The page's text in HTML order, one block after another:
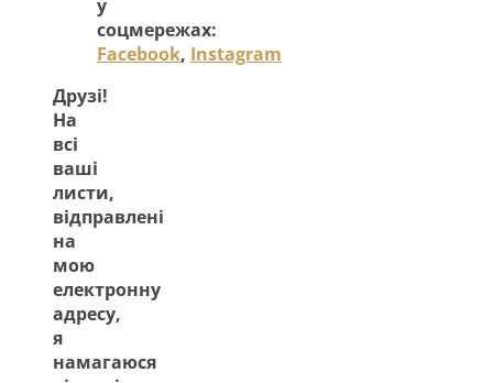
у
соцмережах:
Facebook, Instagram
Друзі!
На
всі
ваші
листи,
відправлені
на
мою
електронну
адресу,
я
намагаюся